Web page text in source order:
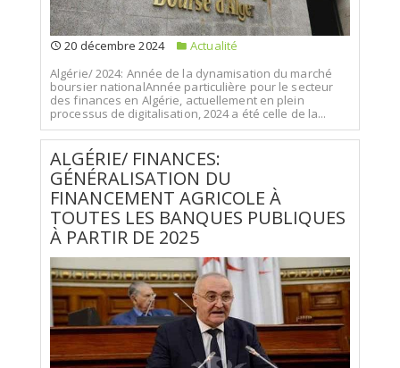
20 décembre 2024
Actualité
Algérie/ 2024: Année de la dynamisation du marché
boursier nationalAnnée particulière pour le secteur
des finances en Algérie, actuellement en plein
processus de digitalisation, 2024 a été celle de la...
ALGÉRIE/ FINANCES:
GÉNÉRALISATION DU
FINANCEMENT AGRICOLE À
TOUTES LES BANQUES PUBLIQUES
À PARTIR DE 2025